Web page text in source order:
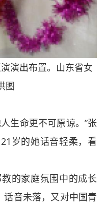
演出布置。山东省女
图
生命更不可原谅。”张
岁的她话音轻柔，看
的家庭氛围中的成长
话音未落，又对中国青